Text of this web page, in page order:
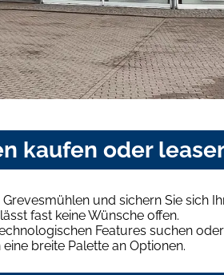
kaufen oder
und sichern Sie sich
fast keine Wünsche offen.
Features suchen
breite Palette an Optionen.